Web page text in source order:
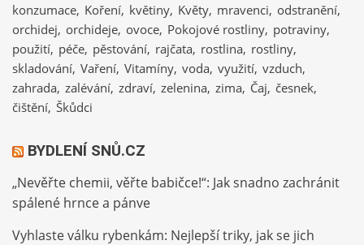
konzumace Koření květiny Květy mravenci odstranění
orchidej orchideje ovoce Pokojové rostliny potraviny
použití péče pěstování rajčata rostlina rostliny
skladování Vaření Vitamíny voda využití vzduch
zahrada zalévání zdraví zelenina zima Čaj česnek
čištění Škůdci
BYDLENÍ SNŮ.CZ
„Nevěřte chemii, věřte babičce!“: Jak snadno zachránit
spálené hrnce a pánve
Vyhlaste válku rybenkám: Nejlepší triky, jak se jich